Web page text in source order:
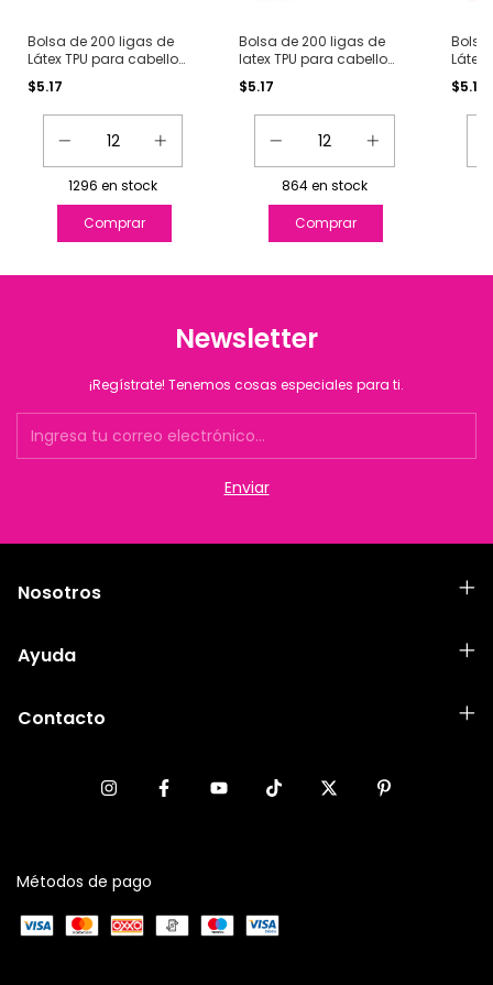
Bolsa de 200 ligas de
Látex TPU para cabello
Transparente pastel
$5.17
1296 en stock
Bolsa de 200 ligas de
latex TPU para cabello
Transparente
$5.17
864en stock
Látex
$5.17
Newsletter
¡Regístrate! Tenemos cosas especiales para ti.
Nosotros
Ayuda
Contacto
Métodos de pago